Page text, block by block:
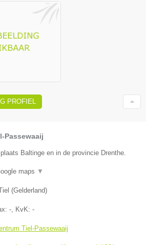
PROFIEL
Passewaaij
Baltinge en in de provincie Drenthe.
maps ▼
(Gelderland)
-, KvK: -
Tiel-Passewaaij